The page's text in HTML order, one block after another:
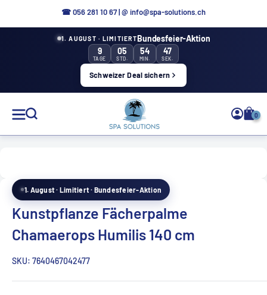
☎ 056 281 10 67|@ info@spa-solutions.ch
1. AUGUST · LIMITIERTBundesfeier-Aktion
9
TAGE
05
STD.
54
MIN.
46
SEK.
Schweizer Deal sichern
Solutions
0
1. August · Limitiert · Bundesfeier-Aktion
Kunstpflanze Fächerpalme
Chamaerops Humilis 140 cm
SKU: 7640467042477